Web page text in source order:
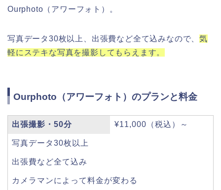
Ourphoto（アワーフォト）。
写真データ30枚以上、出張費など全て込みなので、気
軽にステキな写真を撮影してもらえます。
Ourphoto（アワーフォト）のプランと料金
出張撮影・50分 ¥11,000（税込）～
写真データ30枚以上
出張費など全て込み
カメラマンによって料金が変わる